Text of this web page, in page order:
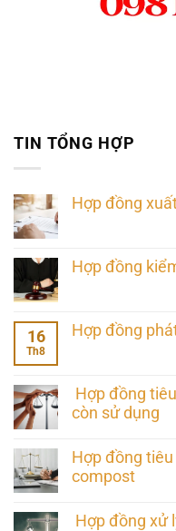
TIN TỔNG HỢP
Hợp đồng
Hợp đồng
16
Th8
Hợp đồng
Hợp đồng
còn sử dụng
Hợp đồng
compost
Hợp đồng xử